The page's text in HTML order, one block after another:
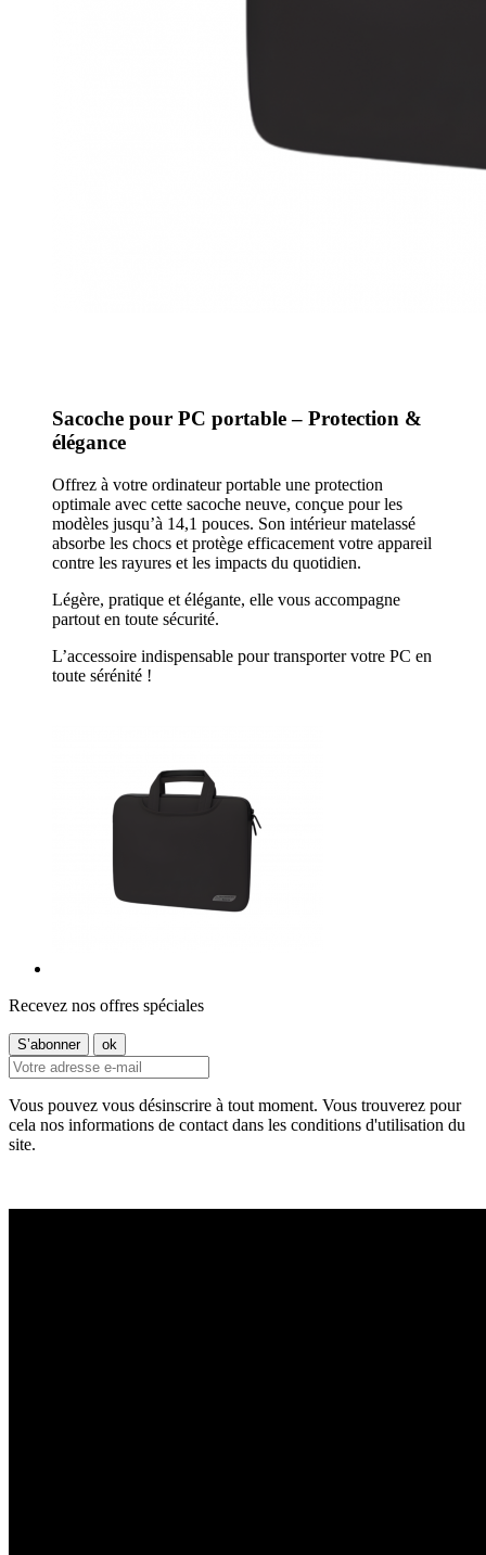
Sacoche pour PC portable – Protection &
élégance
Offrez à votre ordinateur portable une protection
optimale avec cette sacoche neuve, conçue pour les
modèles jusqu’à 14,1 pouces. Son intérieur matelassé
absorbe les chocs et protège efficacement votre appareil
contre les rayures et les impacts du quotidien.
Légère, pratique et élégante, elle vous accompagne
partout en toute sécurité.
L’accessoire indispensable pour transporter votre PC en
toute sérénité !
Recevez nos offres spéciales
Vous pouvez vous désinscrire à tout moment. Vous trouverez pour
cela nos informations de contact dans les conditions d'utilisation du
site.